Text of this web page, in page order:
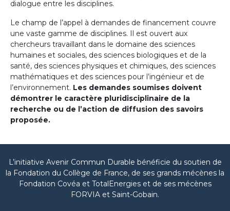
dialogue entre les disciplines.
Le champ de l’appel à demandes de financement couvre
une vaste gamme de disciplines. Il est ouvert aux
chercheurs travaillant dans le domaine des sciences
humaines et sociales, des sciences biologiques et de la
santé, des sciences physiques et chimiques, des sciences
mathématiques et des sciences pour l’ingénieur et de
l’environnement. Les demandes soumises doivent
démontrer le caractère pluridisciplinaire de la
recherche ou de l’action de diffusion des savoirs
proposée.
L’initiative Avenir Commun Durable bénéficie du soutien de
la Fondation du Collège de France, de ses grands mécènes la
Fondation Covéa et TotalEnergies et de ses mécènes
FORVIA et Saint-Gobain.